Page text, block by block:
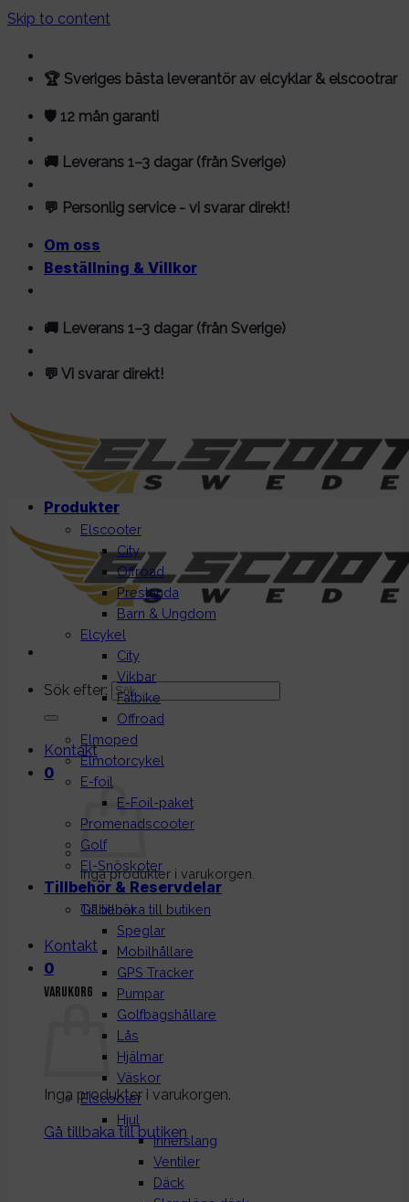
Skip to content
🏆 Sveriges bästa leverantör av elcyklar & elscootrar
🛡️ 12 mån garanti
🚚 Leverans 1–3 dagar (från Sverige)
💬 Personlig service - vi svarar direkt!
Om oss
Beställning & Villkor
🚚 Leverans 1–3 dagar (från Sverige)
💬 Vi svarar direkt!
Sök efter:
Kontakt
0
Inga produkter i varukorgen.
Gå tillbaka till butiken
Kontakt
0
Varukorg
Inga produkter i varukorgen.
Gå tillbaka till butiken
Produkter
Elscooter
City
Offroad
Prestanda
Barn & Ungdom
Elcykel
City
Vikbar
Fatbike
Offroad
Elmoped
Elmotorcykel
E-foil
E-Foil-paket
Promenadscooter
Golf
El-Snöskoter
Tillbehör & Reservdelar
Tillbehör
Speglar
Mobilhållare
GPS Tracker
Pumpar
Golfbagshållare
Lås
Hjälmar
Väskor
Elscooter
Hjul
Innerslang
Ventiler
Däck